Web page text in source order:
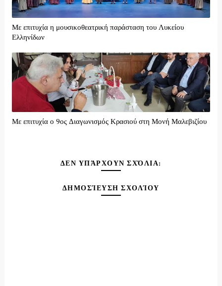
Με επιτυχία η μουσικοθεατρική παράσταση του Λυκείου
Ελληνίδων
Με επιτυχία ο 9ος Διαγωνισμός Κρασιού στη Μονή Μαλεβιζίου
ΔΕΝ ΥΠΆΡΧΟΥΝ ΣΧΌΛΙΑ:
ΔΗΜΟΣΊΕΥΣΗ ΣΧΟΛΊΟΥ